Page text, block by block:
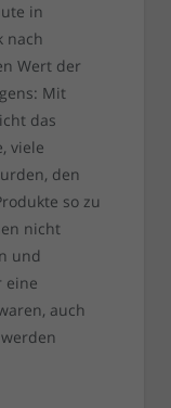
in
nach
Wert der
Mit
das
viele
den
so zu
nicht
und
eine
auch